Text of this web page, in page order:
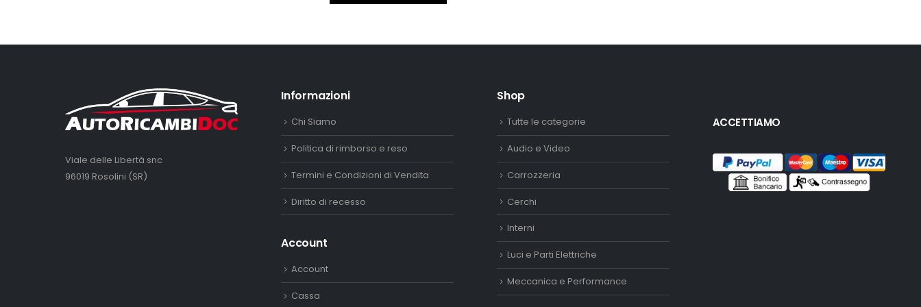
Viale delle Libertà snc
96019 Rosolini (SR)
Informazioni
Chi Siamo
Politica di rimborso e reso
Termini e Condizioni di Vendita
Diritto di recesso
Account
Account
Cassa
Shop
Tutte le categorie
Audio e Video
Carrozzeria
Cerchi
Interni
Luci e Parti Elettriche
Meccanica e Performance
ACCETTIAMO